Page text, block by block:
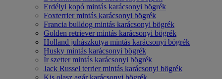
Erdélyi kopó mintás karácsonyi bögrék
Foxterrier mintás karácsonyi bögrék
Francia bulldog mintás karácsonyi bögrék
Golden retriever mintás karácsonyi bögrék
Holland juhászkutya mintás karácsonyi bögrék
Husky mintás karácsonyi bögrék
Ír szetter mintás karácsonyi bögrék
Jack Russel terrier mintás karácsonyi bögrék
Kis olasz agár karácsonyi bögrék